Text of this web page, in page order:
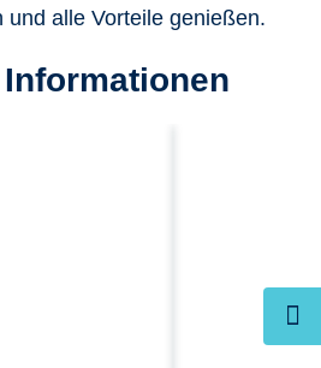
und alle Vorteile genießen.